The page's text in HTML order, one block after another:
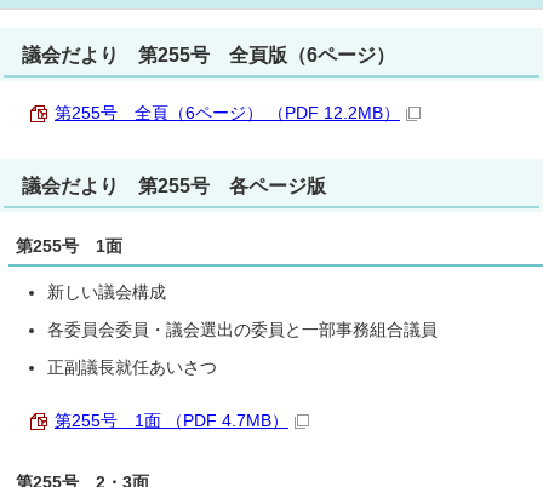
議会だより 第255号 全頁版（6ページ）
第255号 全頁（6ページ） （PDF 12.2MB）
議会だより 第255号 各ページ版
第255号 1面
新しい議会構成
各委員会委員・議会選出の委員と一部事務組合議員
正副議長就任あいさつ
第255号 1面 （PDF 4.7MB）
第255号 2・3面